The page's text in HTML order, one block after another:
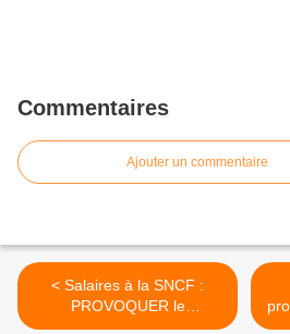
Commentaires
Ajouter un commentaire
< Salaires à la SNCF :
PROVOQUER le
changement de la politique